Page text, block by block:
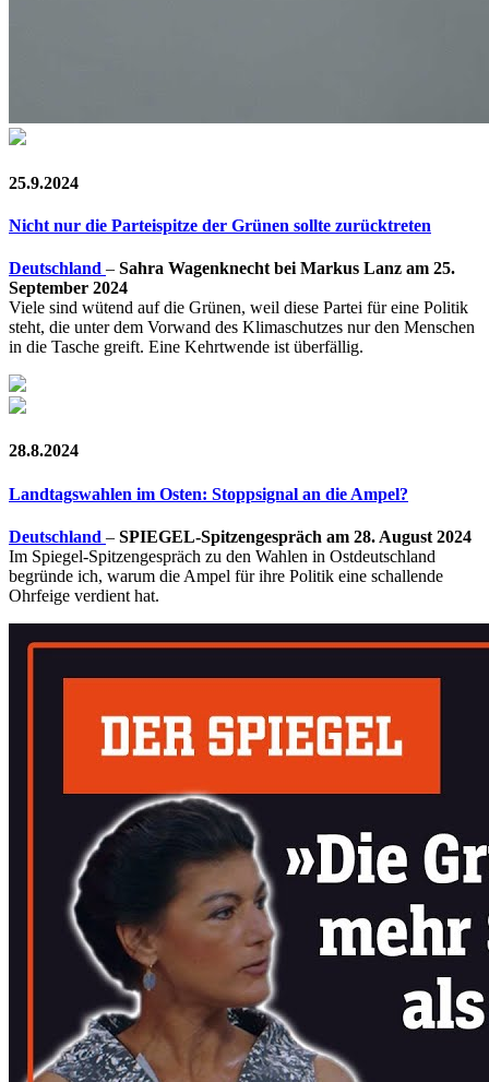
25.9.2024
Nicht nur die Parteispitze der Grünen sollte zurücktreten
Deutschland – Sahra Wagenknecht bei Markus Lanz am 25.
September 2024
Viele sind wütend auf die Grünen, weil diese Partei für eine Politik
steht, die unter dem Vorwand des Klimaschutzes nur den Menschen
in die Tasche greift. Eine Kehrtwende ist überfällig.
28.8.2024
Landtagswahlen im Osten: Stoppsignal an die Ampel?
Deutschland – SPIEGEL-Spitzengespräch am 28. August 2024
Im Spiegel-Spitzengespräch zu den Wahlen in Ostdeutschland
begründe ich, warum die Ampel für ihre Politik eine schallende
Ohrfeige verdient hat.